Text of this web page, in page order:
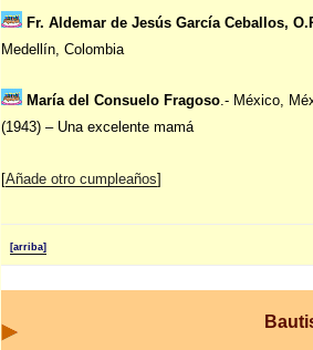
Fr. Aldemar de Jesús García Ceballos,
Medellín, Colombia
María del Consuelo Fragoso.- México,
(1943) – Una excelente mamá
[Añade otro cumpleaños]
[arriba]